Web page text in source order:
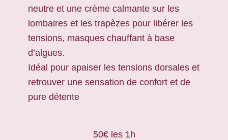
neutre et une crème calmante sur les
lombaires et les trapèzes pour libérer les
tensions, masques chauffant à base
d’algues.
Idéal pour apaiser les tensions dorsales et
retrouver une sensation de confort et de
pure détente
50€ les 1h